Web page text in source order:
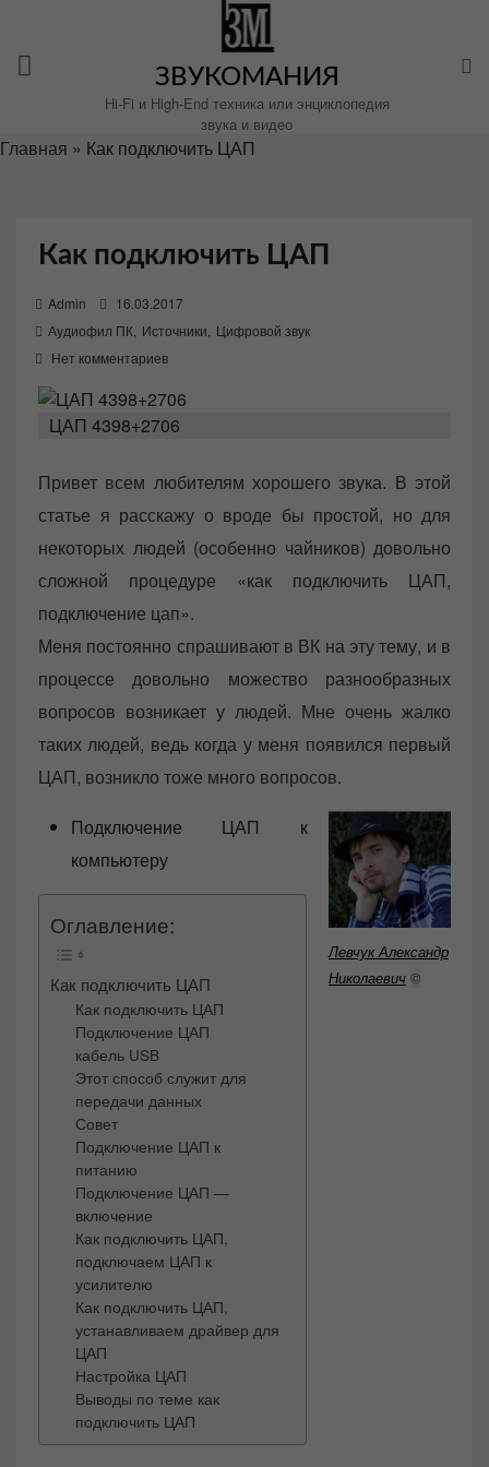
содержимому
ЗВУКОМАНИЯ
Hi-Fi и High-End техника или энциклопедия
звука и видео
Главная » Как подключить ЦАП
Как подключить ЦАП
Admin
o
s
e
d
n
16.03.2017
Аудиофил ПК Источники Цифровой звук
Нет комментариев
ЦАП 4398+2706
Привет всем любителям хорошего звука. В этой
статье я расскажу о вроде бы простой, но для
некоторых людей (особенно чайников) довольно
сложной процедуре «как подключить ЦАП,
подключение цап».
Меня постоянно спрашивают в ВК на эту тему, и в
процессе довольно можество разнообразных
вопросов возникает у людей. Мне очень жалко
таких людей, ведь когда у меня появился первый
ЦАП, возникло тоже много вопросов.
Левчук Александр
Николаевич ©
Подключение ЦАП к
компьютеру
Оглавление:
Как подключить ЦАП
Как подключить ЦАП
Подключение ЦАП
кабель USB
Этот способ служит для
передачи данных
Совет
Подключение ЦАП к
питанию
Подключение ЦАП —
включение
Как подключить ЦАП,
подключаем ЦАП к
усилителю
Как подключить ЦАП,
устанавливаем драйвер для
ЦАП
Настройка ЦАП
Выводы по теме как
подключить ЦАП